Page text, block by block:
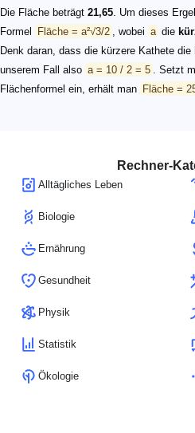
Die Fläche beträgt 21,65 . Um dieses
Formel Fläche = a²√3/2 , wobei a die
Denk daran, dass die kürzere Kathete die
unserem Fall also a = 10 / 2 = 5
. Setzt
Flächenformel ein, erhält man Fläche =
Rechner-
Alltägliches Leben
Biologie
Ernährung
Gesundheit
Physik
Statistik
Ökologie